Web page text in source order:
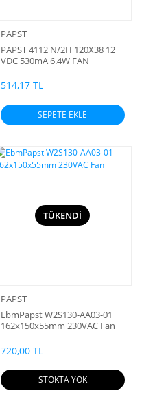
PAPST
PAPST 4112 N/2H 120X38 12
VDC 530mA 6.4W FAN
514,17 TL
SEPETE EKLE
TÜKENDİ
PAPST
EbmPapst W2S130-AA03-01
162x150x55mm 230VAC Fan
720,00 TL
STOKTA YOK